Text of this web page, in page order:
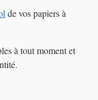
de vos papiers à
à tout moment et